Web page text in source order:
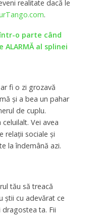
realitate dacă le
.
o parte când
al splinei
fi o zi grozavă
și a bea un pahar
de cuplu.
Vei avea
relații sociale și
la îndemână azi.
tău să treacă
știi cu adevărat ce
dragostea ta. Fii